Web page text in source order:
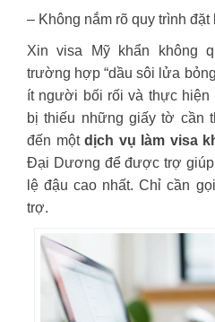
– Không nắm rõ quy trình
Xin visa Mỹ khẩn không
trường hợp “dầu sôi lửa
ít người bối rối và thực hiện
bị thiếu những giấy tờ cần
đến mộtdịch vụ làm visa
Đại Dương để được trợ
lệ đậu cao nhất. Chỉ cần
trợ.